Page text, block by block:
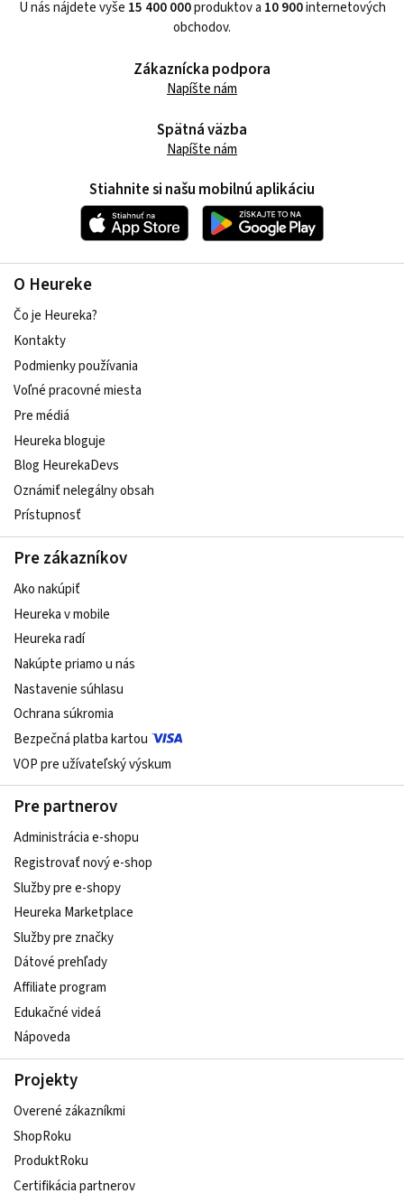
U nás nájdete vyše 15 400 000produktov a 10 900internetových
obchodov.
O Heureke
Čo je Heureka?
Kontakty
Podmienky používania
Voľné pracovné miesta
Pre médiá
Heureka bloguje
Blog HeurekaDevs
Oznámiť nelegálny obsah
Prístupnosť
Pre zákazníkov
Ako nakúpiť
Heureka v mobile
Heureka radí
Nakúpte priamo u nás
Nastavenie súhlasu
Ochrana súkromia
Bezpečná platba kartou
VOP pre užívateľský výskum
Pre partnerov
Administrácia e-shopu
Registrovať nový e-shop
Služby pre e‑shopy
Heureka Marketplace
Služby pre značky
Dátové prehľady
Affiliate program
Edukačné videá
Nápoveda
Projekty
Overené zákazníkmi
ShopRoku
ProduktRoku
Certifikácia partnerov
Zákaznícka podpora
Napíšte nám
Spätná väzba
Napíšte nám
Stiahnite si našu mobilnú aplikáciu